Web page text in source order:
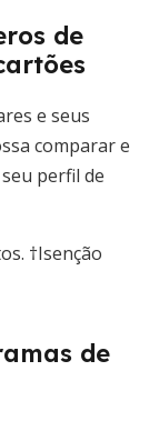
de
e seus
comparar e
perfil de
†Isenção
de